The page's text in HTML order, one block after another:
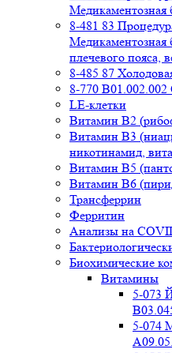
Медикаментозная
8-481 83
Медикаментозная
плечевого пояса,
8-485 87
8-770
LE-клетки
Витамин В2
Витамин В3
никотинамид,
Витамин В5
Витамин В6
Трансферрин
Ферритин
Анализы на
Биохимические
Витамины
5-073
5-074